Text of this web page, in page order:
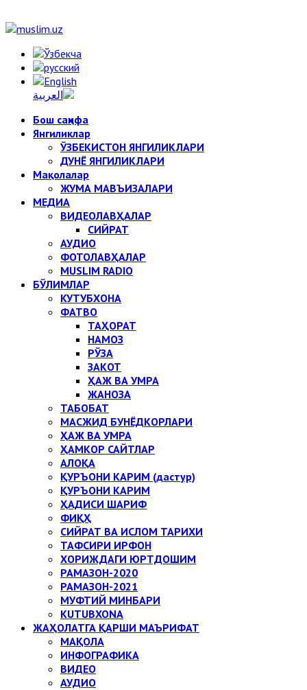
Бош саҳифа
Янгиликлар
ЎЗБЕКИСТОН ЯНГИЛИКЛАРИ
ДУНЁ ЯНГИЛИКЛАРИ
Мақолалар
ЖУМА МАВЪИЗАЛАРИ
МЕДИА
ВИДЕОЛАВҲАЛАР
СИЙРАТ
АУДИО
ФОТОЛАВҲАЛАР
MUSLIM RADIO
БЎЛИМЛАР
КУТУБХОНА
ФАТВО
ТАҲОРАТ
НАМОЗ
РЎЗА
ЗАКОТ
ҲАЖ ВА УМРА
ЖАНОЗА
ТАБОБАТ
МАСЖИД БУНЁДКОРЛАРИ
ҲАЖ ВА УМРА
ҲАМКОР САЙТЛАР
АЛОҚА
ҚУРЪОНИ КАРИМ (дастур)
ҚУРЪОНИ КАРИМ
ҲАДИСИ ШАРИФ
ФИҚҲ
СИЙРАТ ВА ИСЛОМ ТАРИХИ
ТАФСИРИ ИРФОН
ХОРИЖДАГИ ЮРТДОШИМ
РАМАЗОН-2020
РАМАЗОН-2021
МУФТИЙ МИНБАРИ
KUTUBXONA
ЖАҲОЛАТГА ҚАРШИ МАЪРИФАТ
МАҚОЛА
ИНФОГРАФИКА
ВИДЕО
АУДИО